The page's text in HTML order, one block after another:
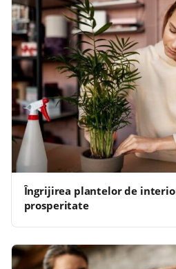
Îngrijirea plantelor de
prosperitate